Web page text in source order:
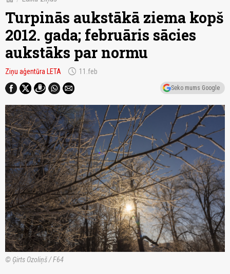
Turpinās aukstākā ziema kopš
2012. gada; februāris sācies
aukstāks par normu
Ziņu aģentūra LETA schedule 11.feb
Seko mums Google
© Ģirts Ozoliņš / F64